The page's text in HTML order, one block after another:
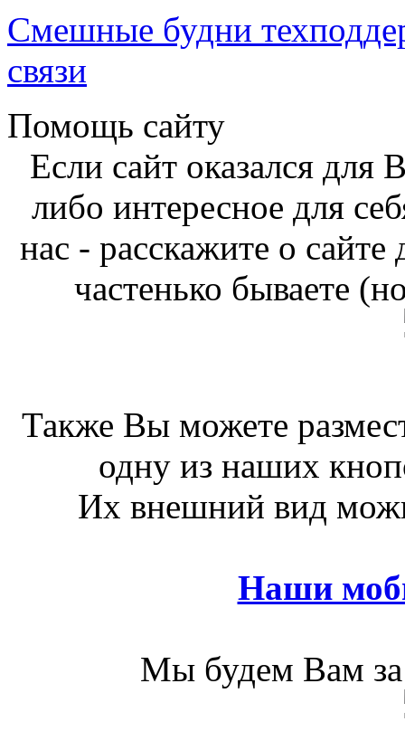
Смешные будни
связи
Помощь сайту
Если сайт оказался
либо интересное для
нас - расскажите о
частенько бываете
Также Вы можете
одну из наших
Их внешний вид
Наши
Мы будем Вам за